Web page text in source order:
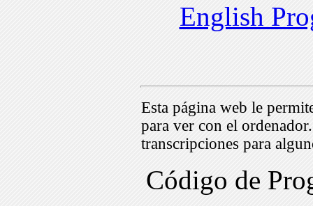
English
Esta página web le
para ver con el
transcripciones para
Código de